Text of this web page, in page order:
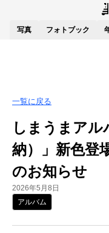
写真 フォトブック
一覧に戻る
しまうまアル
納）」新色登
のお知らせ
2026年5月8日
アルバム